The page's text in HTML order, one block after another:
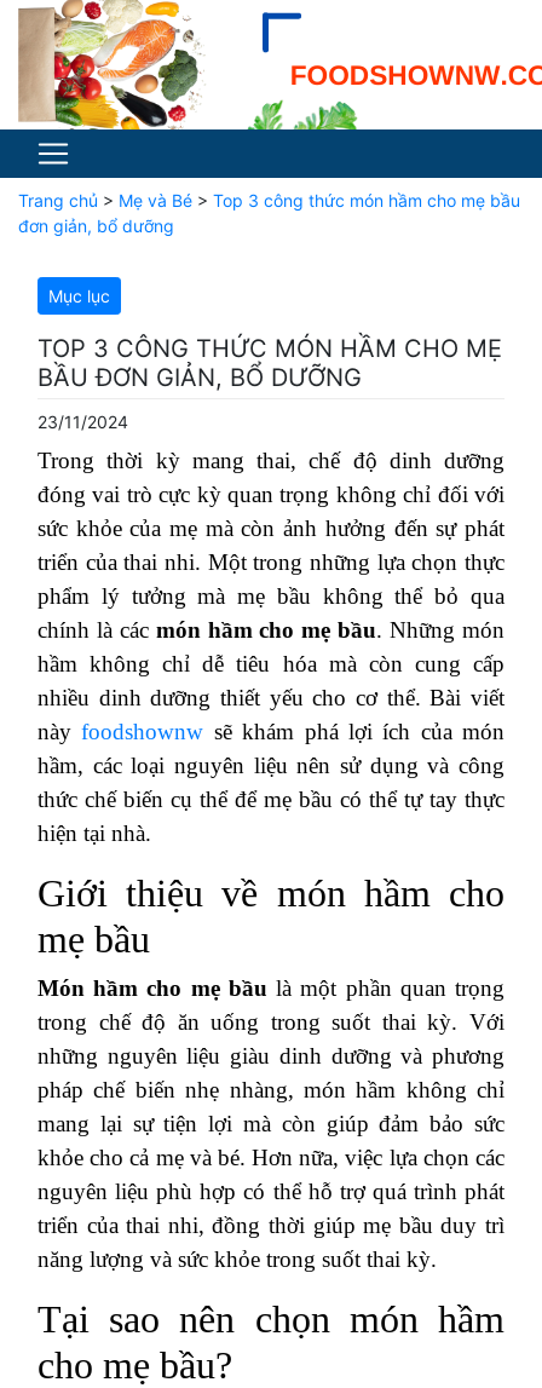
Trang chủ > Mẹ và Bé > Top 3 công thức món hầm cho mẹ bầu
đơn giản, bổ dưỡng
Mục lục
TOP 3 CÔNG THỨC MÓN HẦM CHO MẸ
BẦU ĐƠN GIẢN, BỔ DƯỠNG
23/11/2024
Trong thời kỳ mang thai, chế độ dinh dưỡng
đóng vai trò cực kỳ quan trọng không chỉ đối với
sức khỏe của mẹ mà còn ảnh hưởng đến sự phát
triển của thai nhi. Một trong những lựa chọn thực
phẩm lý tưởng mà mẹ bầu không thể bỏ qua
chính là các món hầm cho mẹ bầu. Những món
hầm không chỉ dễ tiêu hóa mà còn cung cấp
nhiều dinh dưỡng thiết yếu cho cơ thể. Bài viết
nàyfoodshownw sẽ khám phá lợi ích của món
hầm, các loại nguyên liệu nên sử dụng và công
thức chế biến cụ thể để mẹ bầu có thể tự tay thực
hiện tại nhà.
Giới thiệu về món hầm cho
mẹ bầu
Món hầm cho mẹ bầu là một phần quan trọng
trong chế độ ăn uống trong suốt thai kỳ. Với
những nguyên liệu giàu dinh dưỡng và phương
pháp chế biến nhẹ nhàng, món hầm không chỉ
mang lại sự tiện lợi mà còn giúp đảm bảo sức
khỏe cho cả mẹ và bé. Hơn nữa, việc lựa chọn các
nguyên liệu phù hợp có thể hỗ trợ quá trình phát
triển của thai nhi, đồng thời giúp mẹ bầu duy trì
năng lượng và sức khỏe trong suốt thai kỳ.
Tại sao nên chọn món hầm
cho mẹ bầu?